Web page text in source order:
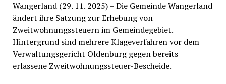
Wangerland (29. 11. 2025) – Die Gemeinde Wangerland
ändert ihre Satzung zur Erhebung von
Zweitwohnungssteuern im Gemeindegebiet.
Hintergrund sind mehrere Klageverfahren vor dem
Verwaltungsgericht Oldenburg gegen bereits
erlassene Zweitwohnungssteuer-Bescheide.